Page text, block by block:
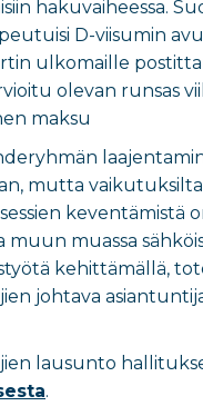
hakuvaiheessa.
D-viisumin
ulkomaille
olevan runsas
maksu
mutta
keventämistä
muassa
kehittämällä,
johtava
lausunto
.